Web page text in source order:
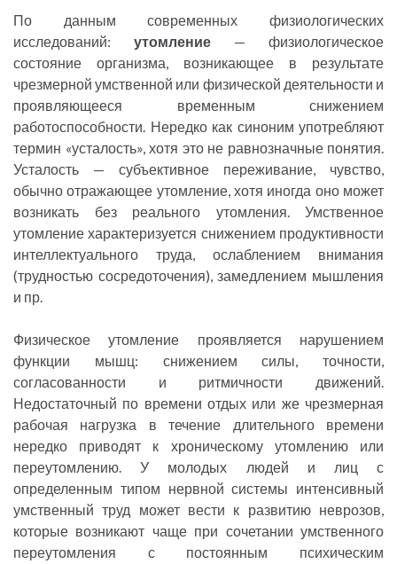
По данным современных физиологических
исследований: утомление — физиологическое
состояние организма, возникающее в результате
чрезмерной умственной или физической деятельности и
проявляющееся временным снижением
работоспособности. Нередко как синоним употребляют
термин «усталость», хотя это не равнозначные понятия.
Усталость — субъективное переживание, чувство,
обычно отражающее утомление, хотя иногда оно может
возникать без реального утомления. Умственное
утомление характеризуется снижением продуктивности
интеллектуального труда, ослаблением внимания
(трудностью сосредоточения), замедлением мышления
и пр.
Физическое утомление проявляется нарушением
функции мышц: снижением силы, точности,
согласованности и ритмичности движений.
Недостаточный по времени отдых или же чрезмерная
рабочая нагрузка в течение длительного времени
нередко приводят к хроническому утомлению или
переутомлению. У молодых людей и лиц с
определенным типом нервной системы интенсивный
умственный труд может вести к развитию неврозов,
которые возникают чаще при сочетании умственного
переутомления с постоянным психическим